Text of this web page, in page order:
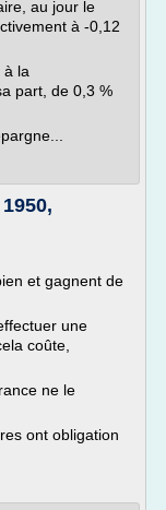
au jour le
à -0,12
à la
part, de 0,3 %
et gagnent de
une
coûte,
ne le
ont obligation